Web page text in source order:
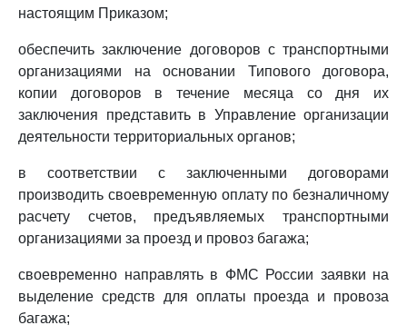
настоящим Приказом;
обеспечить заключение договоров с транспортными
организациями на основании Типового договора,
копии договоров в течение месяца со дня их
заключения представить в Управление организации
деятельности территориальных органов;
в соответствии с заключенными договорами
производить своевременную оплату по безналичному
расчету счетов, предъявляемых транспортными
организациями за проезд и провоз багажа;
своевременно направлять в ФМС России заявки на
выделение средств для оплаты проезда и провоза
багажа;